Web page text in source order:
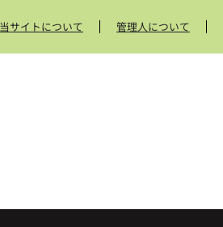
当サイトについて 管理人について